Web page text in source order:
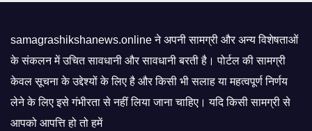
samagrashikshanews.online ने अपनी सामग्री और अन्य विशेषताओं
के संकलन में उचित सावधानी और सावधानी बरती है। पोर्टल की सामग्री
केवल सूचना के उद्देश्यों के लिए है और किसी भी सलाह या महत्वपूर्ण निर्णय
लेने के लिए इसे गंभीरता से नहीं लिया जाना चाहिए। यदि किसी सामग्री से
आपको आपत्ति हो तो हमें